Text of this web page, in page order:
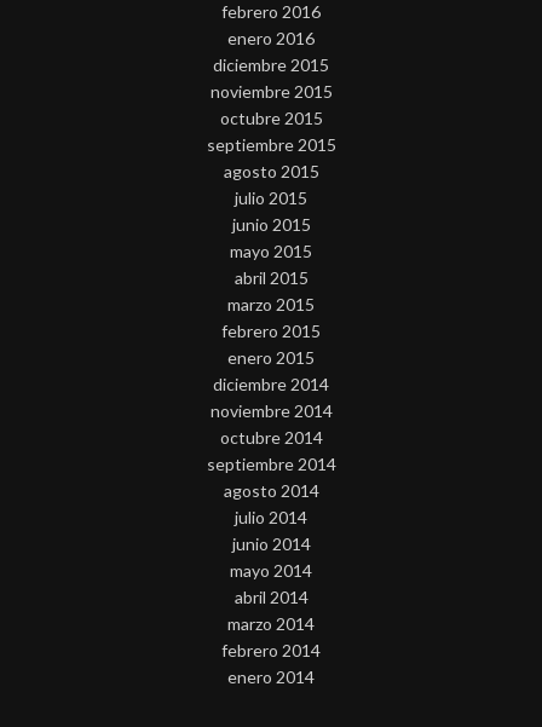
febrero 2016
enero 2016
diciembre 2015
noviembre 2015
octubre 2015
septiembre 2015
agosto 2015
julio 2015
junio 2015
mayo 2015
abril 2015
marzo 2015
febrero 2015
enero 2015
diciembre 2014
noviembre 2014
octubre 2014
septiembre 2014
agosto 2014
julio 2014
junio 2014
mayo 2014
abril 2014
marzo 2014
febrero 2014
enero 2014